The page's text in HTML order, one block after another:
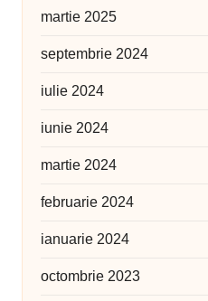
martie 2025
septembrie 2024
iulie 2024
iunie 2024
martie 2024
februarie 2024
ianuarie 2024
octombrie 2023